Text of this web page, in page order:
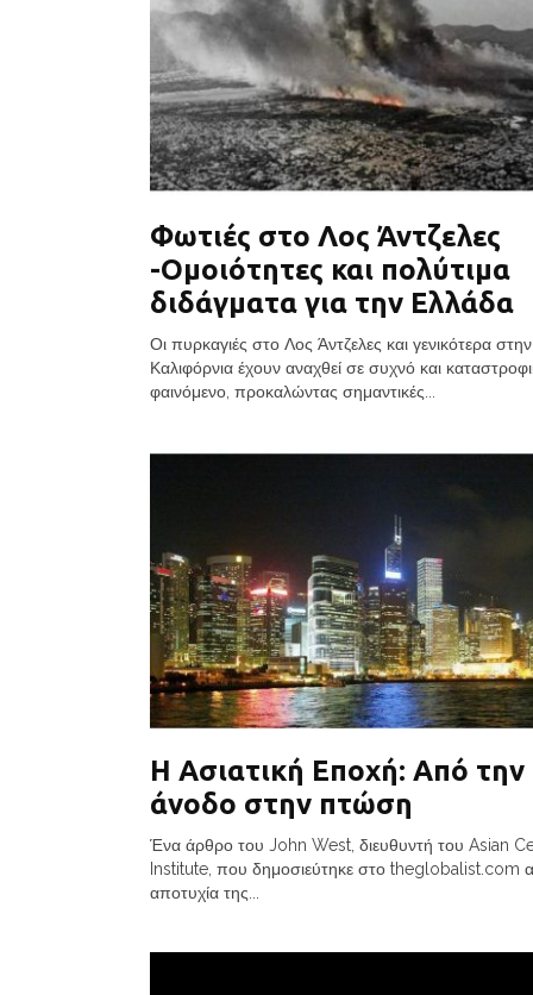
Φωτιές στο Λος Άντζελες
-Ομοιότητες και πολύτιμα
διδάγματα για την Ελλάδα
Οι πυρκαγιές στο Λος Άντζελες και γενικότερα στην
Καλιφόρνια έχουν αναχθεί σε συχνό και
φαινόμενο, προκαλώντας σημαντικές...
Η Ασιατική Εποχή: Από την
άνοδο στην πτώση
Ένα άρθρο του John West, διευθυντή του Asian
Institute, που δημοσιεύτηκε στο theglobalist.com
αποτυχία της...